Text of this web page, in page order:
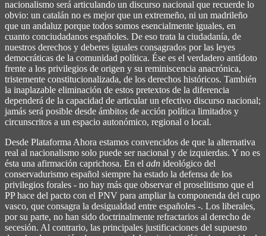
nacionalismo será articulando un discurso nacional que recuerde lo
obvio: un catalán no es mejor que un extremeño, ni un madrileño
que un andaluz porque todos somos esencialmente iguales, en
cuanto conciudadanos españoles. De eso trata la ciudadanía, de
nuestros derechos y deberes iguales consagrados por las leyes
democráticas de la comunidad política. Ése es el verdadero antídoto
frente a los privilegios de origen y su reminiscencia anacrónica,
tristemente constitucionalizada, de los derechos históricos. También
la inaplazable eliminación de estos pretextos de la diferencia
dependerá de la capacidad de articular un efectivo discurso nacional;
jamás será posible desde ámbitos de acción política limitados y
circunscritos a un espacio autonómico, regional o local.
Desde Plataforma Ahora estamos convencidos de que la alternativa
real al nacionalismo solo puede ser nacional y de izquierdas. Y no es
ésta una afirmación caprichosa. En el adn ideológico del
conservadurismo español siempre ha estado la defensa de los
privilegios forales - no hay más que observar el proselitismo que el
PP hace del pacto con el PNV para ampliar la componenda del cupo
vasco, que consagra la desigualdad entre españoles -. Los liberales,
por su parte, no han sido doctrinalmente refractarios al derecho de
secesión. Al contrario, las principales justificaciones del supuesto